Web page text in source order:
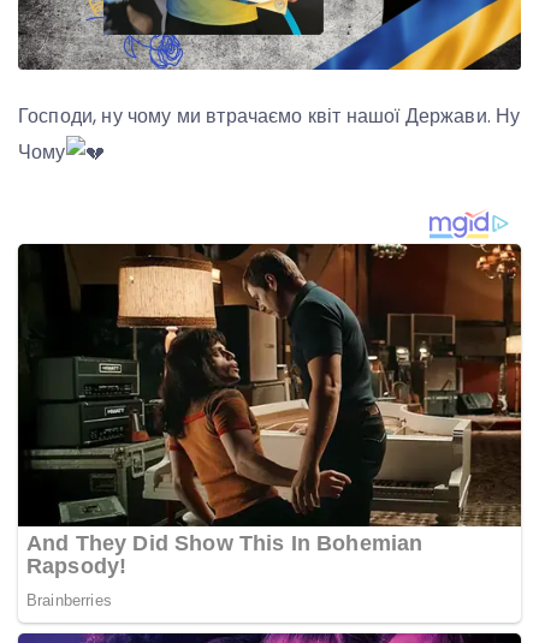
Господи, ну чому ми втрачаємо квіт нашої Держави. Ну
Чому